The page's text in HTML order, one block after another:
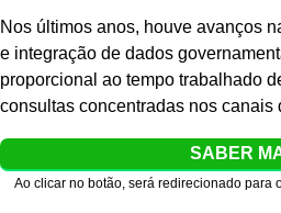
Nos últimos anos, houve avanços
e integração de dados
proporcional ao tempo trabalhado
consultas concentradas nos canais
SABER
Ao clicar no botão, será redirecionado para